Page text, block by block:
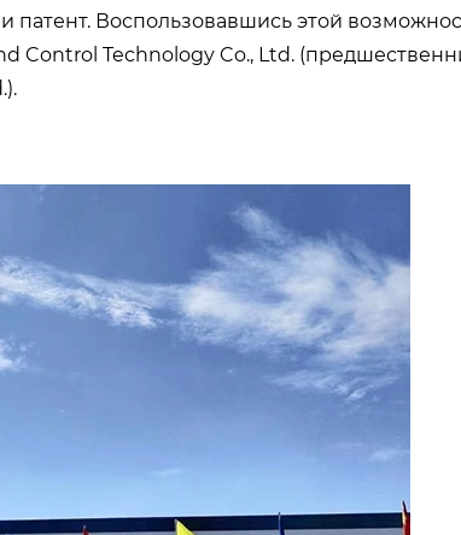
Воспользовавшись этой
Control Technology Co., Ltd.